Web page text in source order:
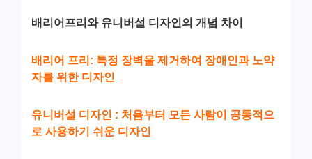
배리어프리와 유니버설 디자인의 개념 차이
배리어 프리: 특정 장벽을 제거하여 장애인과 노약
자를 위한 디자인
유니버설 디자인 : 처음부터 모든 사람이 공통적으
로 사용하기 쉬운 디자인